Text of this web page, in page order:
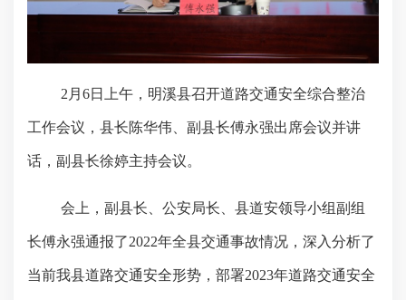
2月6日上午，明溪县召开道路交通安全综合整治
工作会议，县长陈华伟、副县长傅永强出席会议并讲
话，副县长徐婷主持会议。
会上，副县长、公安局长、县道安领导小组副组
长傅永强通报了2022年全县交通事故情况，深入分析了
当前我县道路交通安全形势，部署2023年道路交通安全